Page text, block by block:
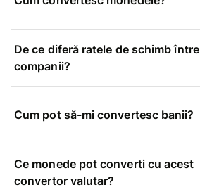
De ce diferă ratele de schimb între
companii?
Cum pot să-mi convertesc banii?
Ce monede pot converti cu acest
convertor valutar?